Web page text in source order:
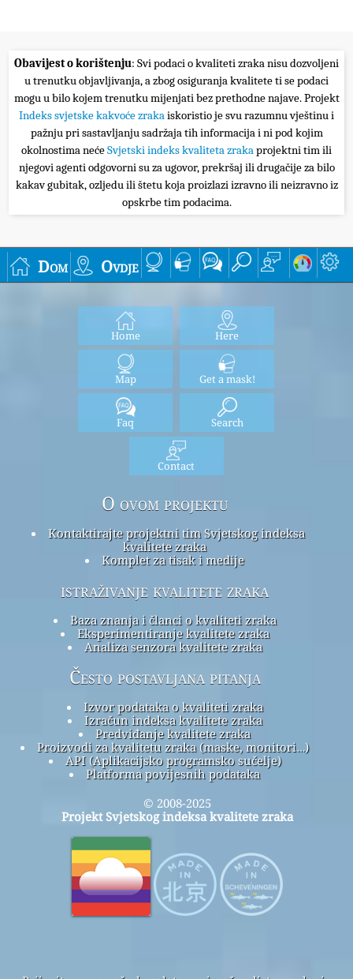
Obavijest o korištenju: Svi podaci o kvaliteti zraka nisu dozvoljeni
u trenutku objavljivanja, a zbog osiguranja kvalitete ti se podaci
mogu u bilo kojem trenutku mijenjati bez prethodne najave. Projekt
Indeks svjetske kakvoće zrakaiskoristio je svu razumnu vještinu i
pažnju pri sastavljanju sadržaja tih informacija i ni pod kojim
okolnostima nećeSvjetski indeks kvaliteta zrakaprojektni tim ili
njegovi agenti odgovorni su za ugovor, prekršaj ili drugačije za bilo
kakav gubitak, ozljedu ili štetu koja proizlazi izravno ili neizravno iz
opskrbe tim podacima.
Dom Ovdje
Home Here
Map Get a mask!
Faq Search
Contact
O ovom projektu
Kontaktirajte projektni tim Svjetskog indeksa
kvalitete zraka
Komplet za tisak i medije
istraživanje kvalitete zraka
Baza znanja i članci o kvaliteti zraka
Eksperimentiranje kvalitete zraka
Analiza senzora kvalitete zraka
Često postavljana pitanja
Izvor podataka o kvaliteti zraka
Izračun indeksa kvalitete zraka
Predviđanje kvalitete zraka
Proizvodi za kvalitetu zraka (maske, monitori…)
API (Aplikacijsko programsko sučelje)
Platforma povijesnih podataka
© 2008-2025
Projekt Svjetskog indeksa kvalitete zraka